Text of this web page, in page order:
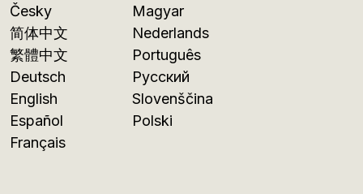
Česky
简体中文
繁體中文
Deutsch
English
Español
Français
Magyar
Nederlands
Português
Русский
Slovenščina
Polski